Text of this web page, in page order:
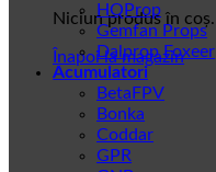
Niciun produs în coș.
Înapoi la magazin
HQProp
Gemfan Props
Dalprop Foxeer
Acumulatori
BetaFPV
Bonka
Coddar
GPR